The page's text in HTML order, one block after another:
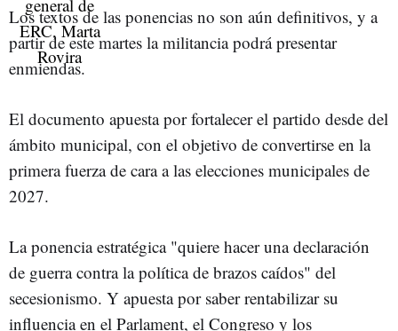
Los textos de las ponencias no son aún definitivos, y a
partir de este martes la militancia podrá presentar
enmiendas.
El documento apuesta por fortalecer el partido desde del
ámbito municipal, con el objetivo de convertirse en la
primera fuerza de cara a las elecciones municipales de
2027.
La ponencia estratégica "quiere hacer una declaración
de guerra contra la política de brazos caídos" del
secesionismo. Y apuesta por saber rentabilizar su
influencia en el Parlament, el Congreso y los